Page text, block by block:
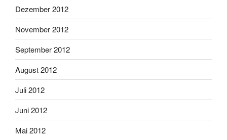
Dezember 2012
November 2012
September 2012
August 2012
Juli 2012
Juni 2012
Mai 2012